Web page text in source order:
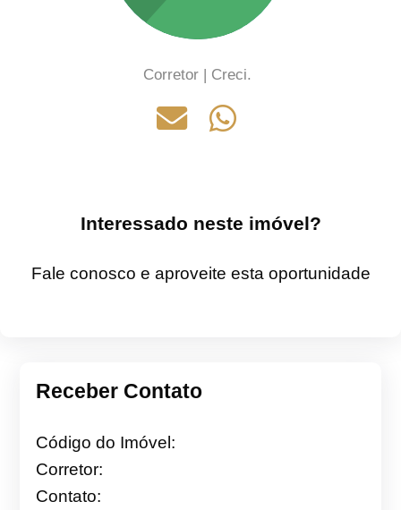
Corretor | Creci.
Interessado neste imóvel?
Fale conosco e aproveite esta oportunidade
Receber Contato
Código do Imóvel:
Corretor:
Contato: